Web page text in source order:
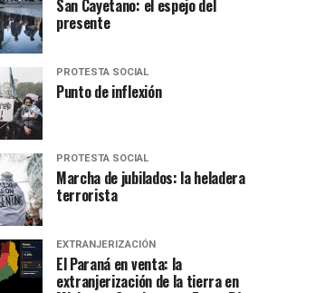
San Cayetano: el espejo del
presente
PROTESTA SOCIAL
Punto de inflexión
PROTESTA SOCIAL
Marcha de jubilados: la heladera
terrorista
EXTRANJERIZACIÓN
El Paraná en venta: la
extranjerización de la tierra en